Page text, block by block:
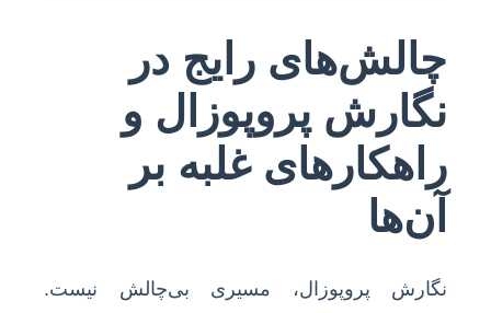
چالش‌های رایج در
نگارش پروپوزال و
راهکارهای غلبه بر
آن‌ها
نگارش پروپوزال، مسیری بی‌چالش نیست.